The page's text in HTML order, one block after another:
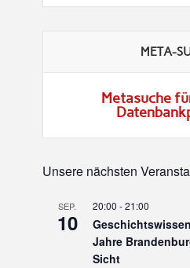
META-
Metasuche
Unsere nächsten
SEP.
10
20:00 -21:00
Jahre
Sicht